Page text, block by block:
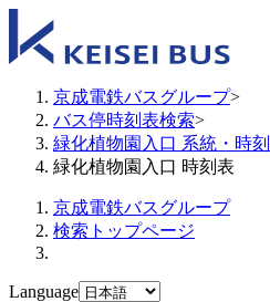
京成電鉄バスグループ>
バス停時刻表検索>
緑化植物園入口 系統・時
緑化植物園入口 時刻表
京成電鉄バスグループ
検索トップページ
Language